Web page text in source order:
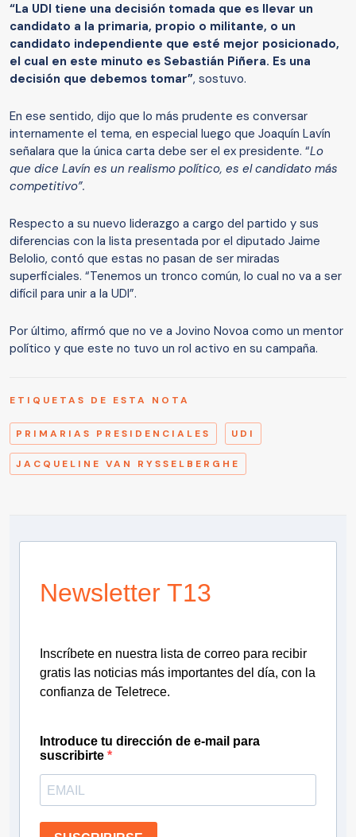
“La UDI tiene una decisión tomada que es llevar un
candidato a la primaria, propio o militante, o un
candidato independiente que esté mejor posicionado,
el cual en este minuto es Sebastián Piñera. Es una
decisión que debemos tomar”, sostuvo.
En ese sentido, dijo que lo más prudente es conversar
internamente el tema, en especial luego que Joaquín Lavín
señalara que la única carta debe ser el ex presidente. “Lo
que dice Lavín es un realismo político, es el candidato más
competitivo”.
Respecto a su nuevo liderazgo a cargo del partido y sus
diferencias con la lista presentada por el diputado Jaime
Belolio, contó que estas no pasan de ser miradas
superficiales. “Tenemos un tronco común, lo cual no va a ser
difícil para unir a la UDI”.
Por último, afirmó que no ve a Jovino Novoa como un mentor
político y que este no tuvo un rol activo en su campaña.
ETIQUETAS DE ESTA NOTA
PRIMARIAS PRESIDENCIALES UDI
JACQUELINE VAN RYSSELBERGHE
Newsletter T13
Inscríbete en nuestra lista de correo para recibir
gratis las noticias más importantes del día, con la
confianza de Teletrece.
Introduce tu dirección de e-mail para
suscribirte